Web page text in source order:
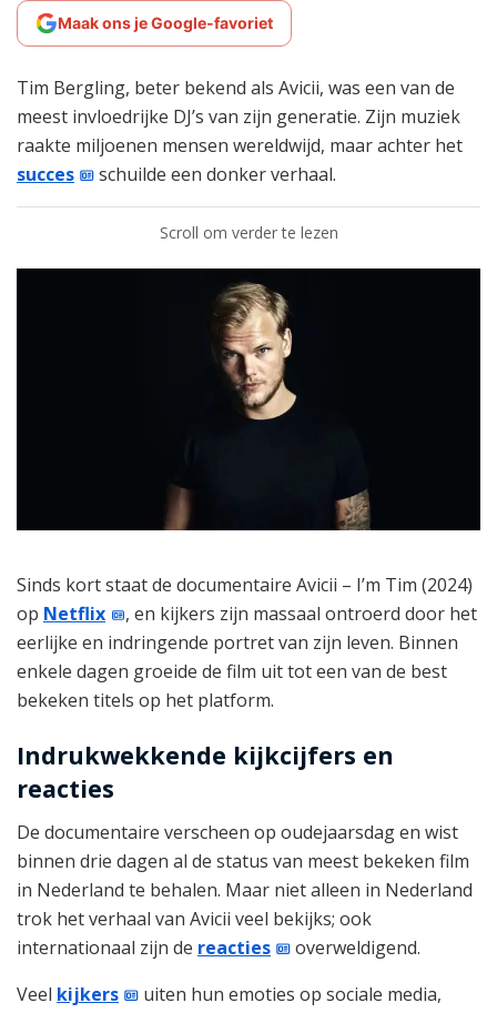
Maak ons je Google-favoriet
Tim Bergling, beter bekend als Avicii, was een van de
meest invloedrijke DJ’s van zijn generatie. Zijn muziek
raakte miljoenen mensen wereldwijd, maar achter het
succes
schuilde een donker verhaal.
Scroll om verder te lezen
Sinds kort staat de documentaire Avicii – I’m Tim (2024)
op Netflix
, en kijkers zijn massaal ontroerd door het
eerlijke en indringende portret van zijn leven. Binnen
enkele dagen groeide de film uit tot een van de best
bekeken titels op het platform.
Indrukwekkende kijkcijfers en
reacties
De documentaire verscheen op oudejaarsdag en wist
binnen drie dagen al de status van meest bekeken film
in Nederland te behalen. Maar niet alleen in Nederland
trok het verhaal van Avicii veel bekijks; ook
internationaal zijn de reacties
overweldigend.
Veel kijkers
uiten hun emoties op sociale media,